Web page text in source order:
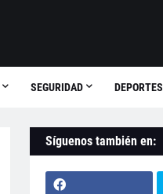
SEGURIDAD DEPORTES
Síguenos también en: